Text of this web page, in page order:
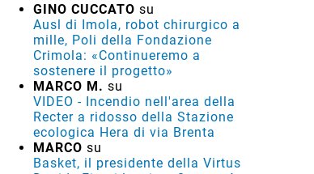
GINO CUCCATO su
Ausl di Imola, robot chirurgico a
mille, Poli della Fondazione
Crimola: «Continueremo a
sostenere il progetto»
MARCO M. su
VIDEO - Incendio nell'area della
Recter a ridosso della Stazione
ecologica Hera di via Brenta
MARCO su
Basket, il presidente della Virtus